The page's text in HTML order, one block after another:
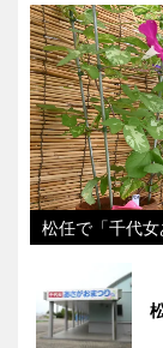
松任で「千代女